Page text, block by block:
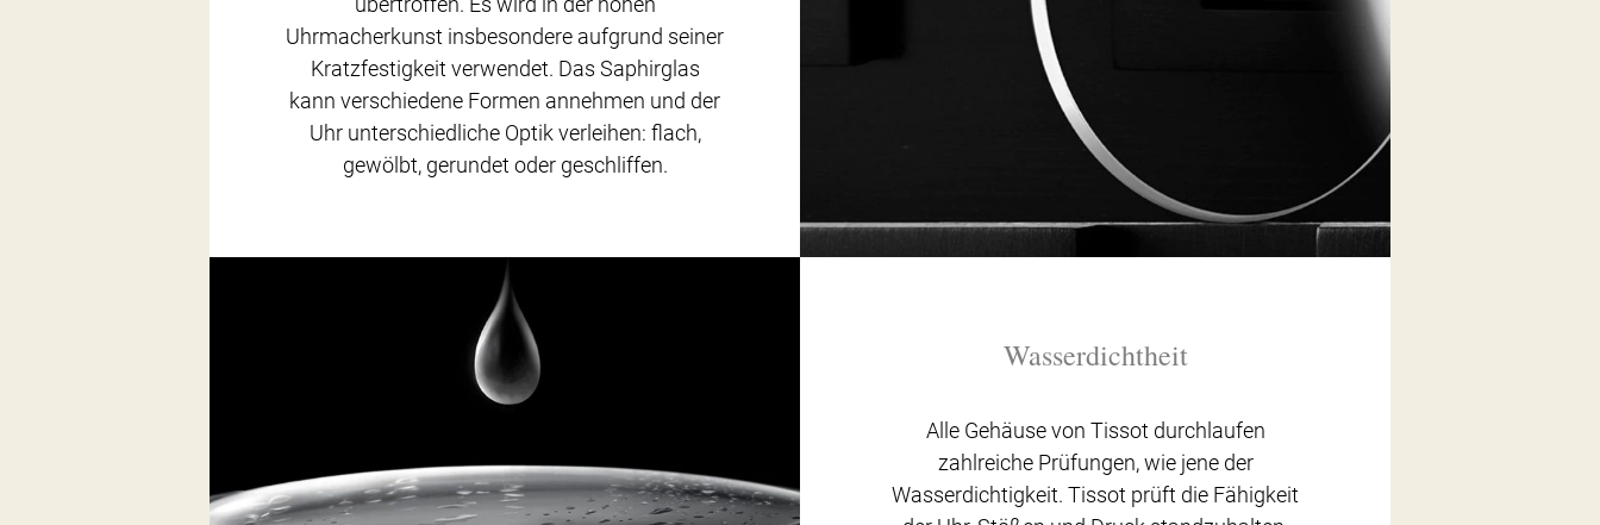
Uhrmacherkunst insbesondere aufgrund seiner
Kratzfestigkeit verwendet. Das Saphirglas
kann verschiedene Formen annehmen und der
Uhr unterschiedliche Optik verleihen: flach,
gewölbt, gerundet oder geschliffen.
Wasserdichtheit
Alle Gehäuse von Tissot durchlaufen
zahlreiche Prüfungen, wie jene der
Wasserdichtigkeit. Tissot prüft die Fähigkeit